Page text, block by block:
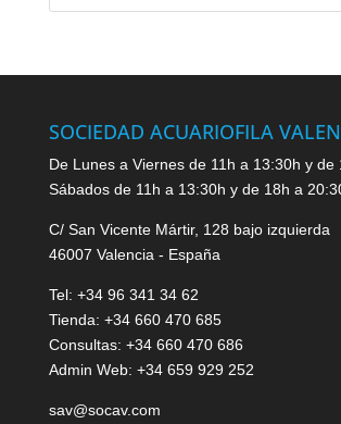
SOCIEDAD ACUARIOFILA
De Lunes a Viernes de 11h a 13:30h y de
Sábados de 11h a 13:30h y de 18h a
C/ San Vicente Mártir, 128 bajo izquierda
46007 Valencia - España
Tel: +34 96 341 34 62
Tienda: +34 660 470 685
Consultas: +34 660 470 686
Admin Web: +34 659 929 252
sav@socav.com